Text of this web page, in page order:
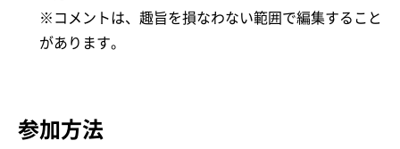
※コメントは、趣旨を損なわない範囲で編集すること
があります。
参加方法